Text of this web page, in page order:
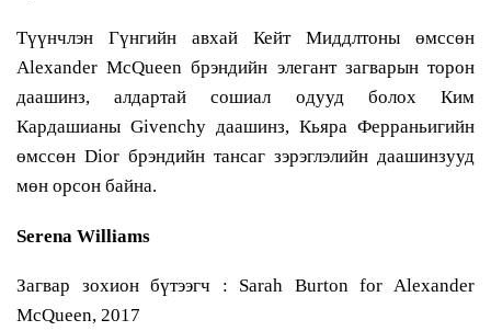
Түүнчлэн Гүнгийн авхай Кейт Миддлтоны өмссөн
Alexander McQueen брэндийн элегант загварын торон
даашинз, алдартай сошиал одууд болох Ким
Кардашианы Givenchy даашинз, Кьяра Ферраньигийн
өмссөн Dior брэндийн тансаг зэрэглэлийн даашинзууд
мөн орсон байна.
Serena Williams
Загвар зохион бүтээгч : Sarah Burton for Alexander
McQueen, 2017